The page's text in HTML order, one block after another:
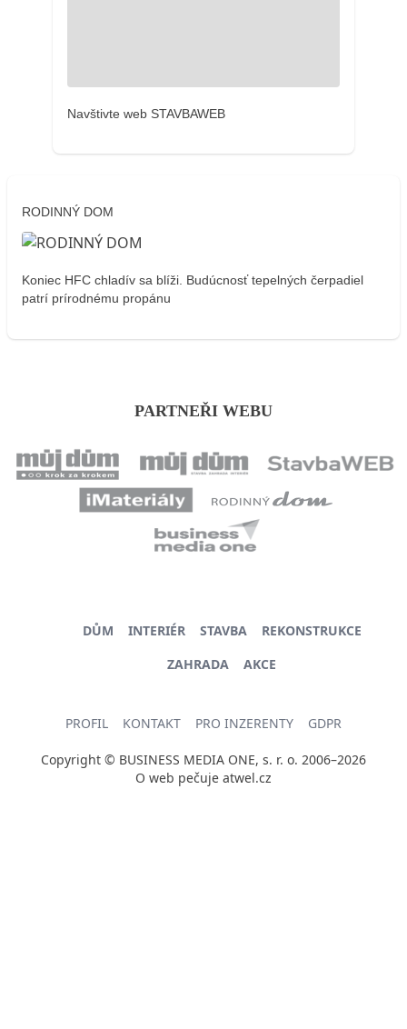
Navštivte web STAVBAWEB
RODINNÝ DOM
Koniec HFC chladív sa blíži. Budúcnosť tepelných čerpadiel
patrí prírodnému propánu
PARTNEŘI WEBU
DŮM INTERIÉR STAVBA
REKONSTRUKCE
ZAHRADA
AKCE
PROFIL KONTAKT PRO INZERENTY GDPR
Copyright © BUSINESS MEDIA ONE, s. r. o. 2006–2026